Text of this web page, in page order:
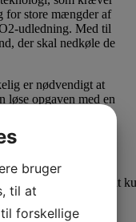
for store mængder af
udledning. Med til
der skal nedkøle de
er nødvendigt at
løse opgaven med en
forklarer Mette.
det er vigtigt for alle at
bruger
til at
forskellige